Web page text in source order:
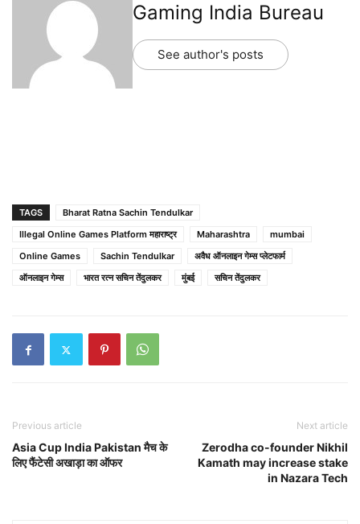
Gaming India Bureau
See author's posts
TAGS
Bharat Ratna Sachin Tendulkar
Illegal Online Games Platform महाराष्ट्र
Maharashtra
mumbai
Online Games
Sachin Tendulkar
अवैध ऑनलाइन गेम्स प्लेटफार्म
ऑनलाइन गेम्स
भारत रत्न सचिन तेंदुलकर मुंबई सचिन तेंदुलकर
Previous article
Asia Cup India Pakistan मैच के
लिए फैंटेसी अखाड़ा का ऑफर
Next article
Zerodha co-founder Nikhil
Kamath may increase stake
in Nazara Tech